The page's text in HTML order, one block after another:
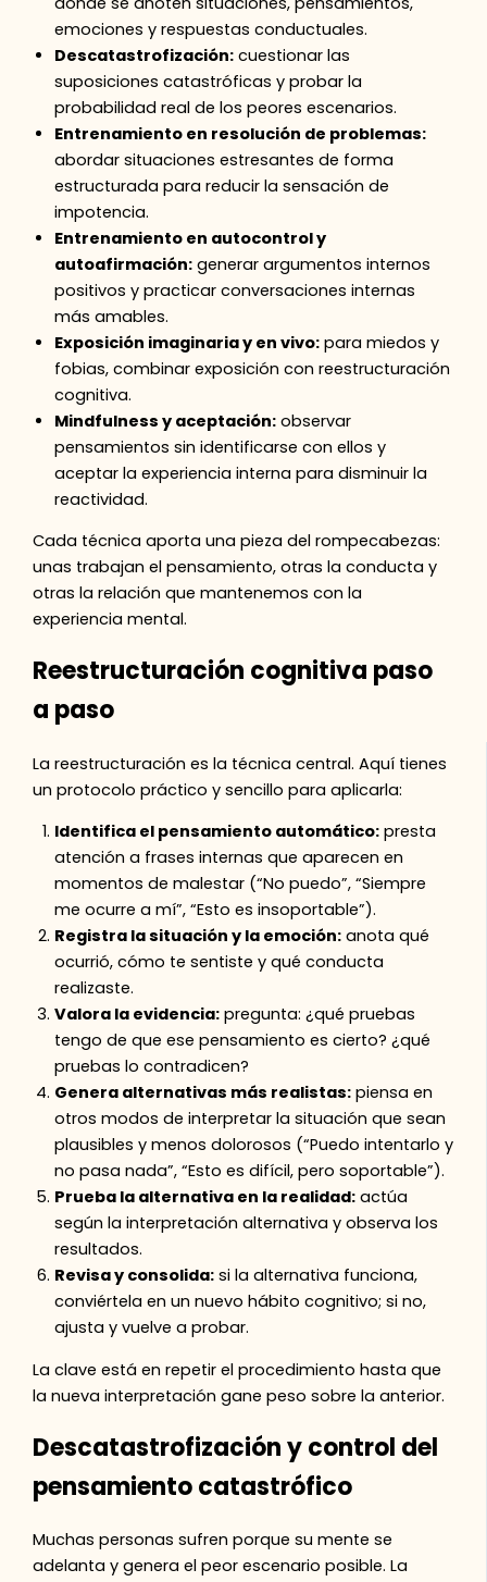
emociones y respuestas conductuales.
Descatastrofización: cuestionar las
suposiciones catastróficas y probar la
probabilidad real de los peores escenarios.
Entrenamiento en resolución de problemas:
abordar situaciones estresantes de forma
estructurada para reducir la sensación de
impotencia.
Entrenamiento en autocontrol y
autoafirmación: generar argumentos internos
positivos y practicar conversaciones internas
más amables.
Exposición imaginaria y en vivo: para miedos y
fobias, combinar exposición con reestructuración
cognitiva.
Mindfulness y aceptación: observar
pensamientos sin identificarse con ellos y
aceptar la experiencia interna para disminuir la
reactividad.
Cada técnica aporta una pieza del rompecabezas:
unas trabajan el pensamiento, otras la conducta y
otras la relación que mantenemos con la
experiencia mental.
Reestructuración cognitiva paso
a paso
La reestructuración es la técnica central. Aquí tienes
un protocolo práctico y sencillo para aplicarla:
Identifica el pensamiento automático: presta
atención a frases internas que aparecen en
momentos de malestar (“No puedo”, “Siempre
me ocurre a mí”, “Esto es insoportable”).
Registra la situación y la emoción: anota qué
ocurrió, cómo te sentiste y qué conducta
realizaste.
Valora la evidencia: pregunta: ¿qué pruebas
tengo de que ese pensamiento es cierto? ¿qué
pruebas lo contradicen?
Genera alternativas más realistas: piensa en
otros modos de interpretar la situación que sean
plausibles y menos dolorosos (“Puedo intentarlo y
no pasa nada”, “Esto es difícil, pero soportable”).
Prueba la alternativa en la realidad: actúa
según la interpretación alternativa y observa los
resultados.
Revisa y consolida: si la alternativa funciona,
conviértela en un nuevo hábito cognitivo; si no,
ajusta y vuelve a probar.
La clave está en repetir el procedimiento hasta que
la nueva interpretación gane peso sobre la anterior.
Descatastrofización y control del
pensamiento catastrófico
Muchas personas sufren porque su mente se
adelanta y genera el peor escenario posible. La